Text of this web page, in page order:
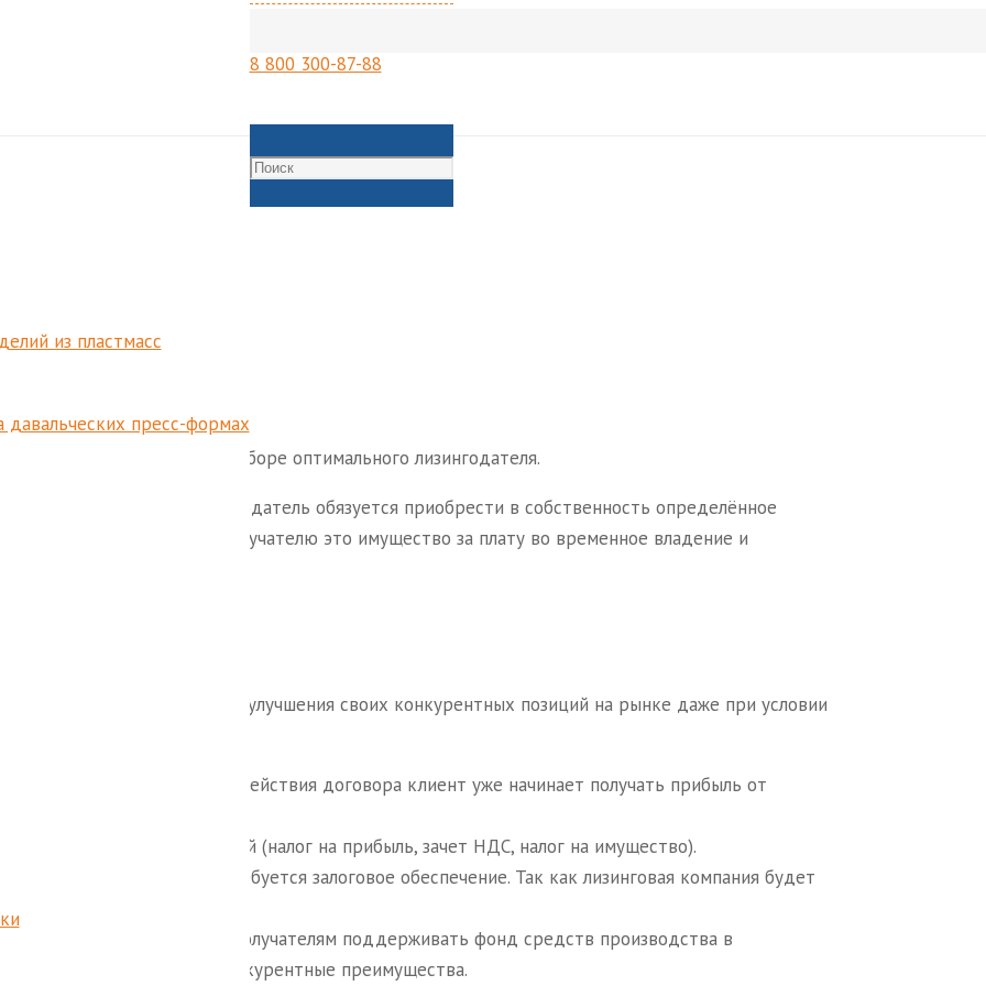
из пластмасс
давальческих пресс-формах
8 800 300-87-88
продукции в лизинг.
нашей помощью в подборе оптимального лизингодателя.
правом выкупа. Лизингодатель обязуется приобрести в собственность определённое
и предоставить лизингополучателю это имущество за плату во временное владение и
сохранения и улучшения своих конкурентных позиций на рынке даже при условии
что в течение срока действия договора клиент уже начинает получать прибыль от
расходы на лизинг.
налоговых преференций (налог на прибыль, зачет НДС, налог на имущество).
проще и намного реже требуется залоговое обеспечение. Так как лизинговая компания будет
лизинга
лизинг позволяет лизингополучателям поддерживать фонд средств производства в
дает значительные конкурентные преимущества.